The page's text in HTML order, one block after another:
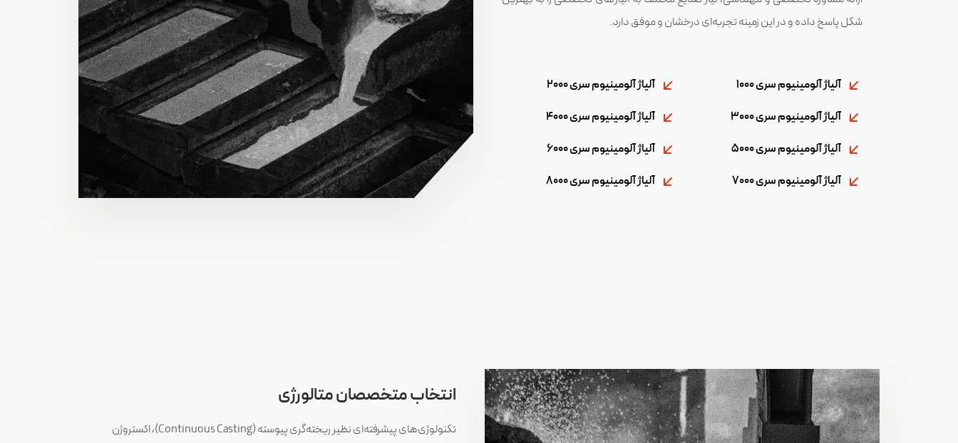
شکل پاسخ داده و در این زمینه تجربه‌ای درخشان و موفق دارد.
آلیاژ آلومینیوم سری 1000
آلیاژ آلومینیوم سری 2000
آلیاژ آلومینیوم سری 3000
آلیاژ آلومینیوم سری 4000
آلیاژ آلومینیوم سری 5000
آلیاژ آلومینیوم سری 6000
آلیاژ آلومینیوم سری 7000
آلیاژ آلومینیوم سری 8000
انتخاب متخصصان متالورژی
تکنولوژی‌های پیشرفته‌ای نظیر ریخته‌گری پیوسته (Continuous Casting)، اکستروژن